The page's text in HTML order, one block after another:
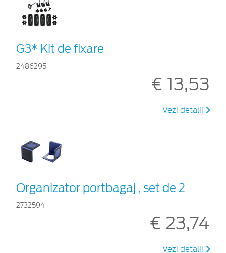
G3* Kit de fixare
2486295
€ 13,53
Vezi detalii
Organizator portbagaj , set de 2
2732594
€ 23,74
Vezi detalii